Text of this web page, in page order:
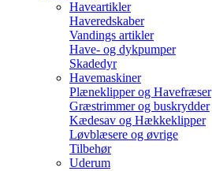
Haveartikler
Haveredskaber
Vandings artikler
Have- og dykpumper
Skadedyr
Havemaskiner
Plæneklipper og Havefræser
Græstrimmer og buskrydder
Kædesav og Hækkeklipper
Løvblæsere og øvrige
Tilbehør
Uderum